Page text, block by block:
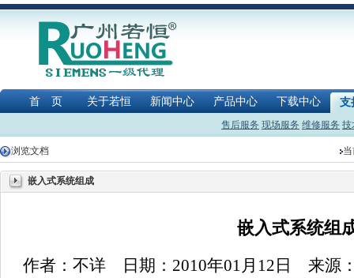
首 页 关于若恒 新闻中心 产品中心 下载中心 支
售后服务 现场服务 维修服务 技
浏览文档
嵌入式系统组成
嵌入式系统组
作者：不详 日期：2010年01月12日 来